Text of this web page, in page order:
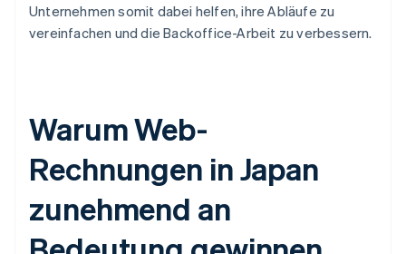
Unternehmen somit dabei helfen, ihre Abläufe zu
vereinfachen und die Backoffice-Arbeit zu verbessern.
Warum Web-
Rechnungen in Japan
zunehmend an